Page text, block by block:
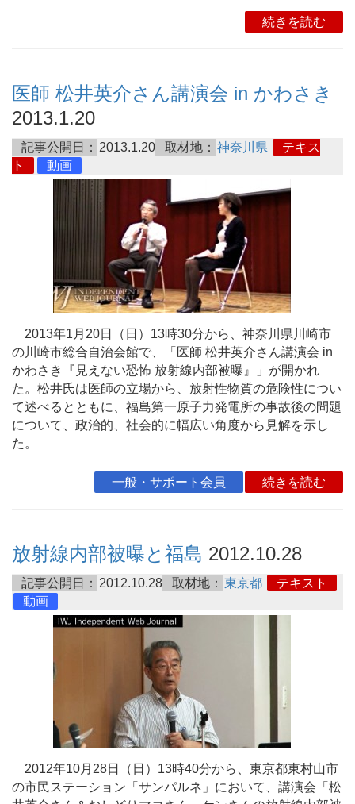
続きを読む
医師 松井英介さん講演会 in かわさき
2013.1.20
記事公開日： 2013.1.20 取材地： 神奈川県
テキス
ト
動画
2013年1月20日（日）13時30分から、神奈川県川崎市
の川崎市総合自治会館で、「医師 松井英介さん講演会 in
かわさき『見えない恐怖 放射線内部被曝』」が開かれ
た。松井氏は医師の立場から、放射性物質の危険性につい
て述べるとともに、福島第一原子力発電所の事故後の問題
について、政治的、社会的に幅広い角度から見解を示し
た。
一般・サポート会員 続きを読む
放射線内部被曝と福島 2012.10.28
記事公開日： 2012.10.28 取材地： 東京都
テキスト
動画
2012年10月28日（日）13時40分から、東京都東村山市
の市民ステーション「サンパルネ」において、講演会「松